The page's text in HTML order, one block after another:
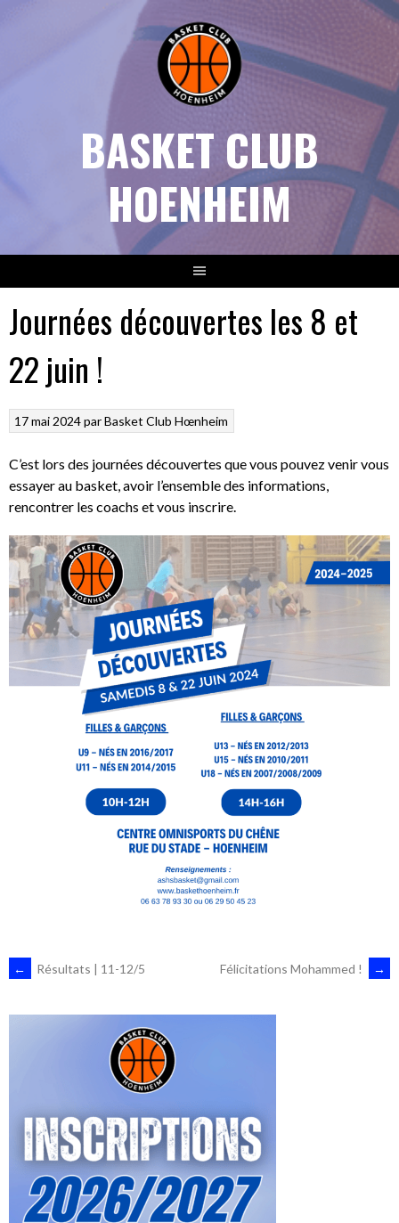
BASKET CLUB
HOENHEIM
Journées découvertes les 8 et
22 juin !
17 mai 2024parBasket Club Hœnheim
C’est lors des journées découvertes que vous pouvez venir vous
essayer au basket, avoir l’ensemble des informations,
rencontrer les coachs et vous inscrire.
NAVIGATION
DES
ARTICLES
← Résultats | 11-12/5 Félicitations Mohammed ! →